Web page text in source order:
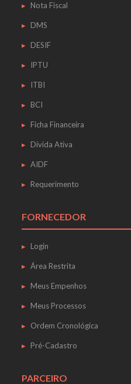
Nota Fiscal
DMS
DESIF
IPTU
ITBI
BCI
Ficha Financeira
Dívida Ativa
AIDF
Requerimento
FORNECEDOR
Login
Área Restrita
Meus Empenhos
Meus Processos
Ordem Cronológica
Pré-Cadastro
PARCEIRO